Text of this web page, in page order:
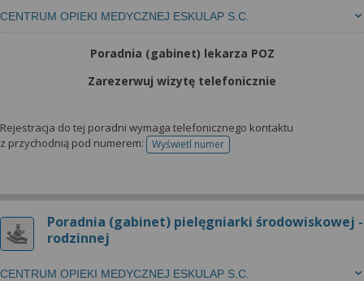
CENTRUM OPIEKI MEDYCZNEJ ESKULAP S.C.
Poradnia (gabinet) lekarza POZ
Zarezerwuj wizytę telefonicznie
Rejestracja do tej poradni wymaga telefonicznego kontaktu
z przychodnią pod numerem:
Wyświetl numertelefonu do rejestracji
Poradnia (gabinet) pielęgniarki środowiskowej -
rodzinnej
CENTRUM OPIEKI MEDYCZNEJ ESKULAP S.C.